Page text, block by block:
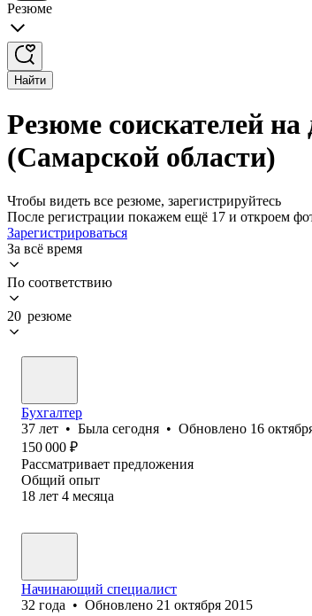
Резюме
Найти
Резюме соискателей
(Самарской области)
Чтобы видеть все резюме, зарегистрируйтесь
После регистрации покажем ещё 17 и откроем
Зарегистрироваться
За всё время
По соответствию
20 резюме
Бухгалтер
37 лет • Была сегодня • Обновлено 16
150 000 ₽
Рассматривает предложения
Общий опыт
18 лет 4 месяца
Начинающий специалист
32 года • Обновлено 21 октября 2015